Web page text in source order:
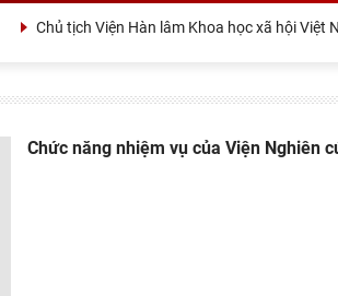
Chủ tịch Viện Hàn lâm Khoa học xã hội Việt
Chức năng nhiệm vụ của Viện Nghiên